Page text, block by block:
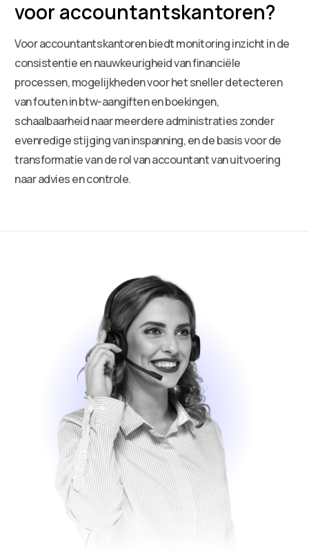
voor accountantskantoren?
Voor accountantskantoren biedt monitoring inzicht in de
consistentie en nauwkeurigheid van financiële
processen, mogelijkheden voor het sneller detecteren
van fouten in btw-aangiften en boekingen,
schaalbaarheid naar meerdere administraties zonder
evenredige stijging van inspanning, en de basis voor de
transformatie van de rol van accountant van uitvoering
naar advies en controle.